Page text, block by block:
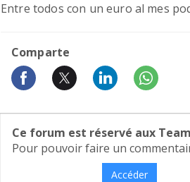
Entre todos con un euro al mes
Comparte
Ce forum est réservé aux
Pour pouvoir faire un
Accéder